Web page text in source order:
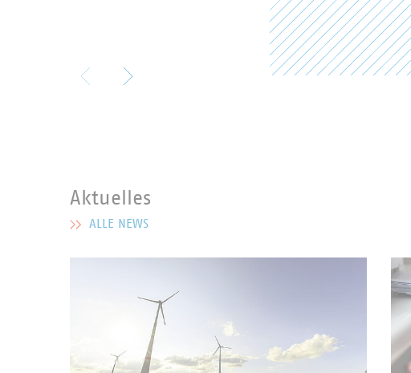
Aktuelles
MEHR ZU AKTUELLES
ALLE NEWS